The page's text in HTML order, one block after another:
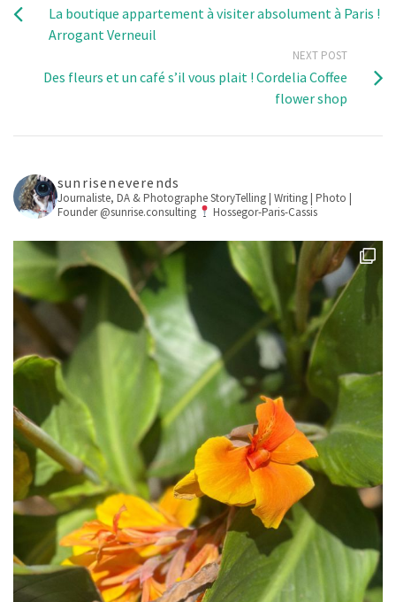
La boutique appartement à visiter absolument à Paris !
Arrogant Verneuil
NEXT POST
Des fleurs et un café s’il vous plait ! Cordelia Coffee
flower shop
sunriseneverends
Journaliste, DA & PhotographeStoryTelling | Writing | Photo |
Founder @sunrise.consulting
Hossegor-Paris-Cassis